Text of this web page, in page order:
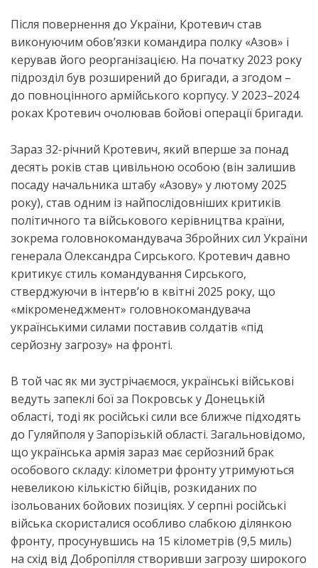
Після повернення до України, Кротевич став
виконуючим обов’язки командира полку «Азов» і
керував його реорганізацією. На початку 2023 року
підрозділ був розширений до бригади, а згодом –
до повноцінного армійського корпусу. У 2023–2024
роках Кротевич очолював бойові операції бригади.
Зараз 32-річний Кротевич, який вперше за понад
десять років став цивільною особою (він залишив
посаду начальника штабу «Азову» у лютому 2025
року), став одним із найпослідовніших критиків
політичного та військового керівництва країни,
зокрема головнокомандувача Збройних сил України
генерала Олександра Сирського. Кротевич давно
критикує стиль командування Сирського,
стверджуючи в інтерв’ю в квітні 2025 року, що
«мікроменеджмент» головнокомандувача
українськими силами поставив солдатів «під
серйозну загрозу» на фронті.
В той час як ми зустрічаємося, українські військові
ведуть запеклі бої за Покровськ у Донецькій
області, тоді як російські сили все ближче підходять
до Гуляйполя у Запорізькій області. Загальновідомо,
що українська армія зараз має серйозний брак
особового складу: кілометри фронту утримуються
невеликою кількістю бійців, розкиданих по
ізольованих бойових позиціях. У серпні російські
війська скористалися особливо слабкою ділянкою
фронту, просунувшись на 15 кілометрів (9,5 миль)
на схід від Добропілля створивши загрозу широкого